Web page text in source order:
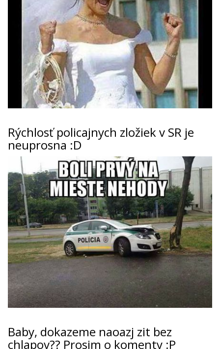
Rýchlosť policajnych zložiek v SR je
neuprosna :D
Baby, dokazeme naoazj zit bez
chlapov?? Prosim o komenty :P